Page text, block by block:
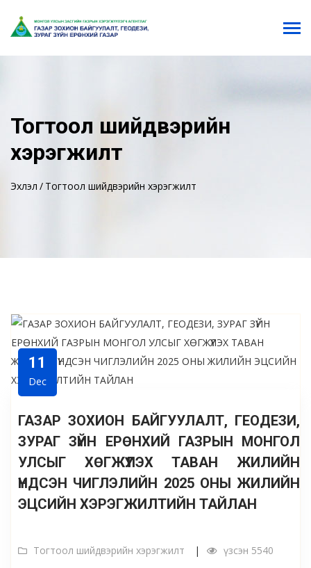
Тогтоол шийдвэрийн
хэрэгжилт
Эхлэл Тогтоол шийдвэрийн хэрэгжилт
11
Dec
ГАЗАР ЗОХИОН БАЙГУУЛАЛТ, ГЕОДЕЗИ,
ЗУРАГ ЗҮЙН ЕРӨНХИЙ ГАЗРЫН МОНГОЛ
УЛСЫГ ХӨГЖҮҮЛЭХ ТАВАН ЖИЛИЙН
ҮНДСЭН ЧИГЛЭЛИЙН 2025 ОНЫ ЖИЛИЙН
ЭЦСИЙН ХЭРЭГЖИЛТИЙН ТАЙЛАН
Тогтоол шийдвэрийн хэрэгжилт үзсэн 5540